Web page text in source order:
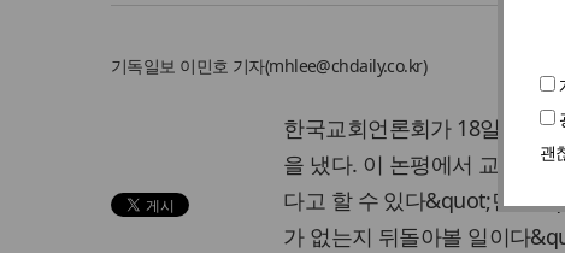
괜
기독일보 이민호 기자(mhlee@chdaily.co.kr)
한국교회언론회가 18일
을 냈다. 이 논평에서 교회언
다고 할 수 있다&quot;면서
가 없는지 뒤돌아볼 일이다